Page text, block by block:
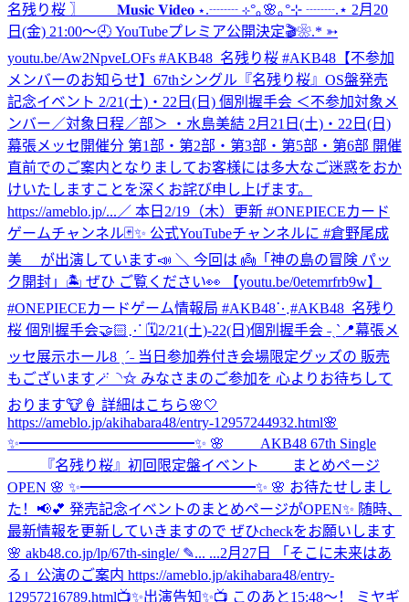
名残り桜 〗 𝐌𝐮𝐬𝐢𝐜 𝐕𝐢𝐝𝐞𝐨 ⋆.┈┈ ⊹°｡🌸｡°⊹ ┈┈.⋆ 2月20
日(金) 21:00〜🕘 YouTubeプレミア公開決定🎬❀.* ➳
youtu.be/Aw2NpveLOFs #AKB48_名残り桜 #AKB48 【不参加
メンバーのお知らせ】67thシングル『名残り桜』OS盤発売
記念イベント 2/21(土)・22日(日) 個別握手会 ＜不参加対象メ
ンバー／対象日程／部＞ ・水島美結 2月21日(土)・22日(日)
幕張メッセ開催分 第1部・第2部・第3部・第5部・第6部 開催
直前でのご案内となりましてお客様には多大なご迷惑をおか
けいたしますことを深くお詫び申し上げます。
https://ameblo.jp/... ／ 本日2/19（木）更新 #ONEPIECEカード
ゲームチャンネル🃏✨ 公式YouTubeチャンネルに #倉野尾成
美 が出演しています📣 ＼ 今回は 👼「神の島の冒険 パッ
ク開封」🏝️ ぜひ ご覧ください👀 【youtu.be/0etemrfrb9w】
#ONEPIECEカードゲーム情報局 #AKB48⋱#AKB48_名残り
桜 個別握手会🤝🏻⋰ 🗓️2/21(土)-22(日)個別握手会 ˗ˏˋ📍幕張メ
ッセ展示ホール8 ˎˊ˗ 当日参加券付き会場限定グッズの 販売
もございます🪄◝✩ みなさまのご参加を 心よりお待ちして
おります🐮🍦 詳細はこちら🌸🤍
https://ameblo.jp/akihabara48/entry-12957244932.html🌸
✨━━━━━━━━━━━━✨ 🌸 AKB48 67th Single
『名残り桜』初回限定盤イベント まとめページ
OPEN 🌸 ✨━━━━━━━━━━━━✨ 🌸 お待たせしまし
た！📢💕 発売記念イベントのまとめページがOPEN✨ 随時、
最新情報を更新していきますので ぜひcheckをお願いします
🌸 akb48.co.jp/lp/67th-single/ ✎... ...2月27日 「そこに未来はあ
る」公演のご案内 https://ameblo.jp/akihabara48/entry-
12957216789.html📺✨出演告知✨📺 このあと15:48〜！ ミヤギ